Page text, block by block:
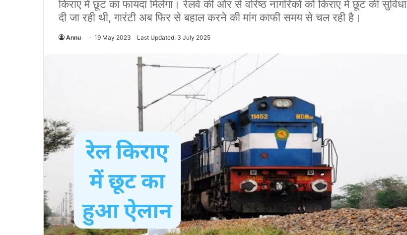
किराए में छूट का फायदा मिलेगा। रेलवे की ओर से वरिष्ठ नागरिकों को किराए में छूट की सुविधा
दी जा रही थी, गारंटी अब फिर से बहाल करने की मांग काफी समय से चल रही है।
Annu 19 May 2023 Last Updated: 3 July 2025